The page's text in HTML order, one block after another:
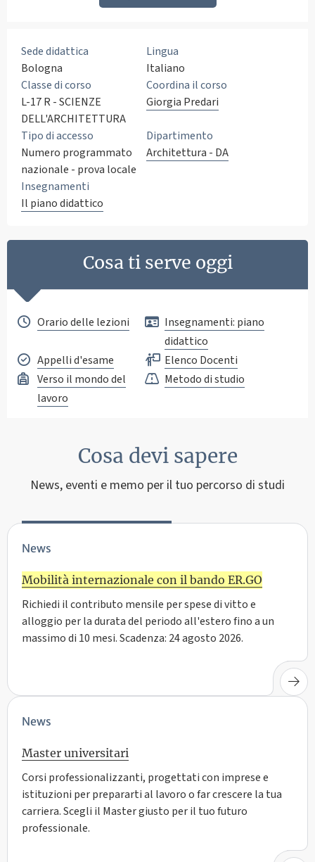
Sede didattica
Bologna
Lingua
Italiano
Classe di corso
L-17 R - SCIENZE
DELL'ARCHITETTURA
Coordina il corso
Giorgia Predari
Tipo di accesso
Numero programmato
nazionale - prova locale
Dipartimento
Architettura - DA
Insegnamenti
Il piano didattico
Cosa ti serve oggi
Orario delle lezioni
Insegnamenti: piano
didattico
Appelli d'esame
Elenco Docenti
Verso il mondo del
lavoro
Metodo di studio
Cosa devi sapere
News, eventi e memo per il tuo percorso di studi
News
Mobilità internazionale con il bando ER.GO
Richiedi il contributo mensile per spese di vitto e
alloggio per la durata del periodo all'estero fino a un
massimo di 10 mesi. Scadenza: 24 agosto 2026.
News
Master universitari
Corsi professionalizzanti, progettati con imprese e
istituzioni per prepararti al lavoro o far crescere la tua
carriera. Scegli il Master giusto per il tuo futuro
professionale.